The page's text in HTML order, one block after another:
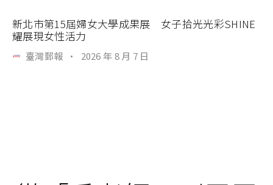
新北市第15屆婦女大學成果展 女子拾光光彩SHINE
耀展現女性活力
臺灣郵報 · 2026 年 8 月 7 日